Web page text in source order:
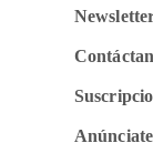
Anúnciate